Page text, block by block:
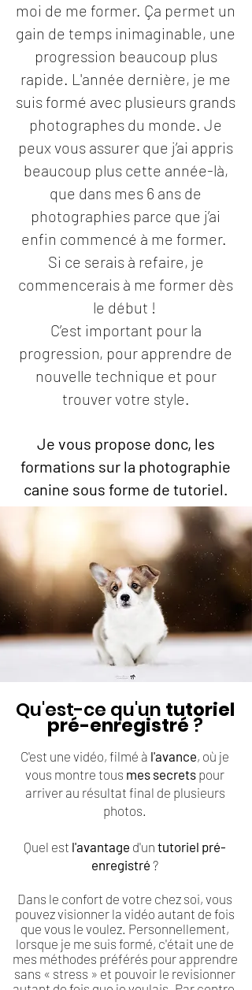
moi de me former. Ça permet un
gain de temps inimaginable, une
progression beaucoup plus
rapide. L'année dernière, je me
suis formé avec plusieurs grands
photographes du monde. Je
peux vous assurer que j’ai appris
beaucoup plus cette année-là,
que dans mes 6 ans de
photographies parce que j’ai
enfin commencé à me former.
Si ce serais à refaire, je
commencerais à me former dès
le début !
C’est important pour la
progression, pour apprendre de
nouvelle technique et pour
trouver votre style.
Je vous propose donc, les
formations sur la photographie
canine sous forme de tutoriel.
Qu'est-ce qu'un tutoriel
pré-enregistré ?
C'est une vidéo, filmé à l'avance, où je
vous montre tous mes secrets pour
arriver au résultat final de plusieurs
photos.
Quel est l'avantage d'un tutoriel pré-
enregistré ?
Dans le confort de votre chez soi, vous
pouvez visionner la vidéo autant de fois
que vous le voulez. Personnellement,
lorsque je me suis formé, c'était une de
mes méthodes préférés pour apprendre
sans « stress » et pouvoir le revisionner